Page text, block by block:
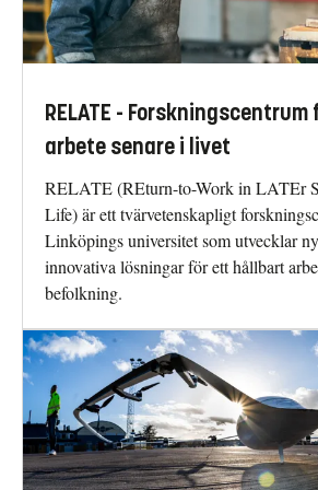
RELATE -
arbete senare i livet
RELATE (REturn-to-Work in LATEr
Life) är ett tvärvetenskapligt
Linköpings universitet som utvecklar
innovativa lösningar för ett hållbart
befolkning.